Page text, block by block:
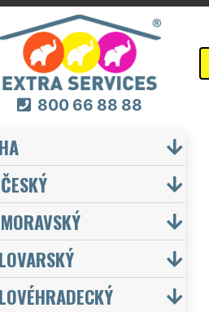
800 66 88 88